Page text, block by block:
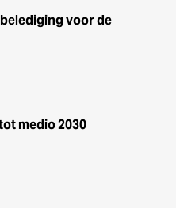
voor de
medio 2030